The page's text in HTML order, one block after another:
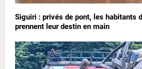
Siguiri : privés de pont, les habitants
prennent leur destin en main